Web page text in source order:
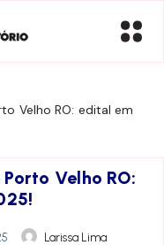
Velho RO: edital em
Velho RO:
Larissa Lima